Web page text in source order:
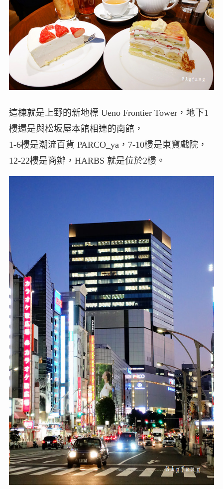
這棟就是上野的新地標 Ueno Frontier Tower，地下1
樓還是與松坂屋本館相連的南館，
1-6樓是潮流百貨 PARCO_ya，7-10樓是東寶戲院，
12-22樓是商辦，HARBS 就是位於2樓。